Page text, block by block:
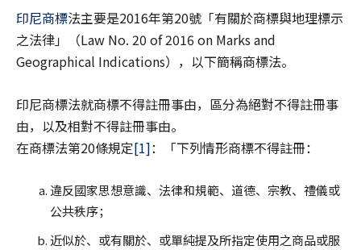
印尼商標法主要是2016年第20號「有關於商標與地理標示
之法律」（Law No. 20 of 2016 on Marks and
Geographical Indications），以下簡稱商標法。
印尼商標法就商標不得註冊事由，區分為絕對不得註冊事
由，以及相對不得註冊事由。
在商標法第20條規定[1]：「下列情形商標不得註冊：
違反國家思想意識、法律和規範、道德、宗教、禮儀或
公共秩序；
近似於、或有關於、或單純提及所指定使用之商品或服